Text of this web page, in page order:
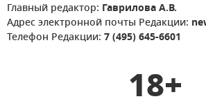
Главный редактор: Гаврилова А.В.
Адрес электронной почты Редакции:
Телефон Редакции: 7 (495) 645-6601
18+